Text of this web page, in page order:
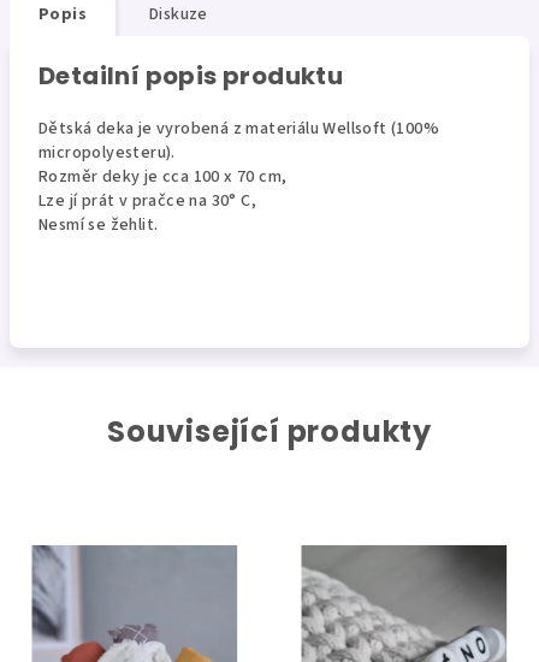
Popis Diskuze
Detailní popis produktu
Dětská deka je vyrobená z materiálu Wellsoft (100%
micropolyesteru).
Rozměr deky je cca 100 x 70 cm,
Lze jí prát v pračce na 30° C,
Nesmí se žehlit.
Související produkty